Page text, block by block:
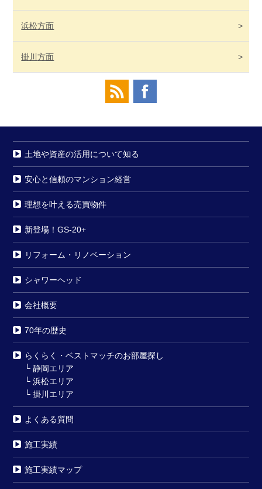
浜松方面
掛川方面
土地や資産の活用について知る
安心と信頼のマンション経営
理想を叶える売買物件
新登場！GS-20+
リフォーム・リノベーション
シャワーヘッド
会社概要
70年の歴史
らくらく・ベストマッチのお部屋探し
└静岡エリア
└浜松エリア
└掛川エリア
よくある質問
施工実績
施工実績マップ